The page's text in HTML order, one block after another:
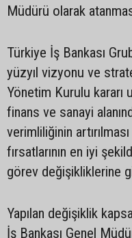
Müdürü olarak
Türkiye İş Bankası
yüzyıl vizyonu ve
Yönetim Kurulu kararı
finans ve sanayi
verimliliğinin
fırsatlarının en iyi
görev değişikliklerine
Yapılan değişiklik
İş Bankası Genel